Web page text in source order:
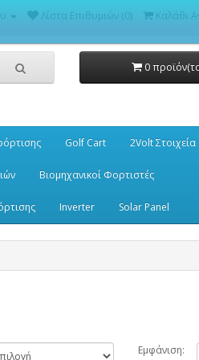
Λίστα Επιθυμιών (0) Καλάθι
0
Golf Cart 2Volt Στοιχεία
Βιομηχανικοί Φορτιστές
Inverter Solar Panel
Εμφάνιση: